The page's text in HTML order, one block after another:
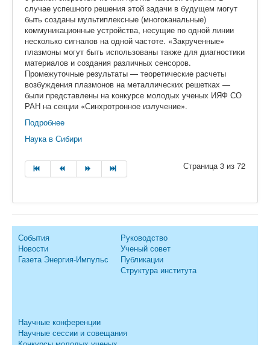
случае успешного решения этой задачи в будущем могут
быть созданы мультиплексные (многоканальные)
коммуникационные устройства, несущие по одной линии
несколько сигналов на одной частоте. «Закрученные»
плазмоны могут быть использованы также для диагностики
материалов и создания различных сенсоров.
Промежуточные результаты — теоретические расчеты
возбуждения плазмонов на металлических решетках —
были представлены на конкурсе молодых ученых ИЯФ СО
РАН на секции «Синхротронное излучение».
Подробнее
Наука в Сибири
Страница 3 из 72
События
Новости
Газета Энергия-Импульс
Руководство
Ученый совет
Публикации
Структура института
Научные конференции
Научные сессии и совещания